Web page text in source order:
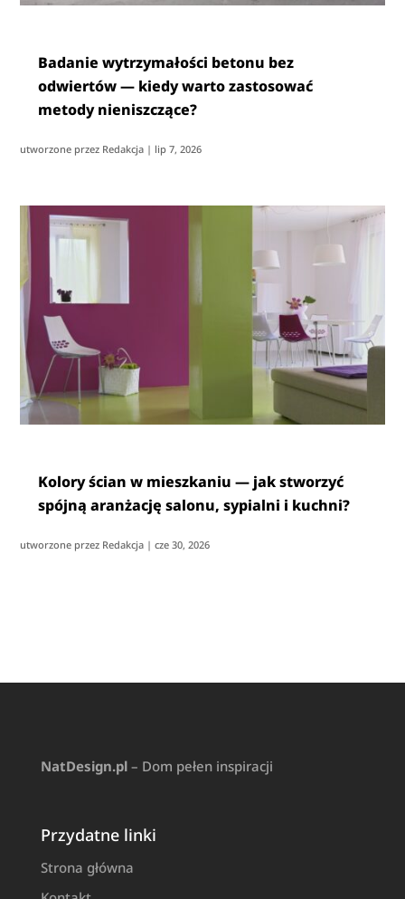
Badanie wytrzymałości betonu bez
odwiertów — kiedy warto zastosować
metody nieniszczące?
utworzone przez Redakcja | lip 7, 2026
Kolory ścian w mieszkaniu — jak stworzyć
spójną aranżację salonu, sypialni i kuchni?
utworzone przez Redakcja |cze 30, 2026
NatDesign.pl– Dom pełen inspiracji
Przydatne linki
Strona główna